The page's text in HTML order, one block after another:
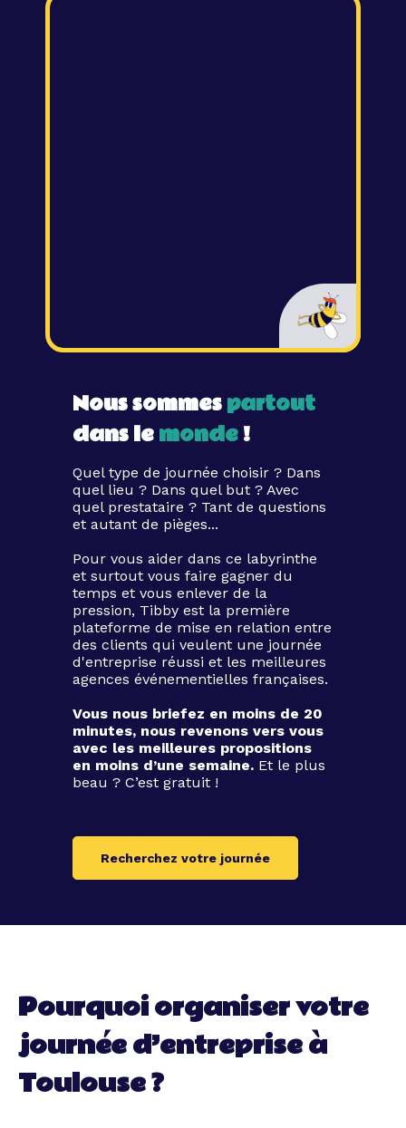
Nous sommespartout
dans lemonde!
Quel type de journée choisir ? Dans
quel lieu ? Dans quel but ? Avec
quel prestataire ? Tant de questions
et autant de pièges...
Pour vous aider dans ce labyrinthe
et surtout vous faire gagner du
temps et vous enlever de la
pression, Tibby est la première
plateforme de mise en relation entre
des clients qui veulent une journée
d'entreprise réussi et les meilleures
agences événementielles françaises.
Vous nous briefez en moins de 20
minutes, nous revenons vers vous
avec les meilleures propositions
en moins d’une semaine. Et le plus
beau ? C’est gratuit !
Recherchez votre journée
Pourquoi organiser votre
journée d’entreprise à
Toulouse ?